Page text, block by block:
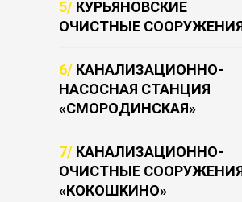
5/ КУРЬЯНОВСКИЕ
ОЧИСТНЫЕ
6/ КАНАЛИЗАЦИОННО-
НАСОСНАЯ СТАНЦИЯ
«СМОРОДИНСКАЯ»
7/ КАНАЛИЗАЦИОННО-
ОЧИСТНЫЕ
«КОКОШКИНО»